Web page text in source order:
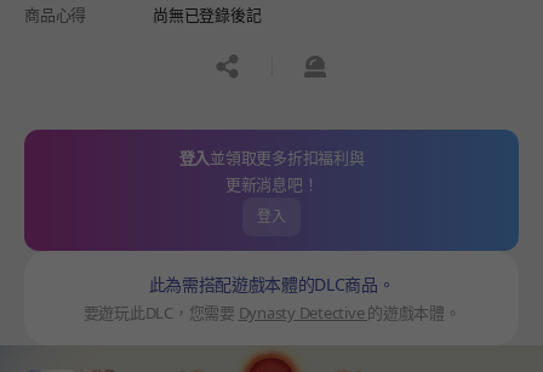
商品心得
尚無已登錄後記
공유하기신고하기
登入並領取更多折扣福利與
更新消息吧！
登入
此為需搭配遊戲本體的DLC商品。
要遊玩此DLC，您需要 Dynasty Detective的遊戲本體。